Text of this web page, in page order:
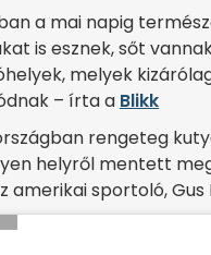
a mai napig
is esznek, sőt
melyek
– írta a Blikk
rengeteg
helyről mentett
amerikai sportoló, Gus